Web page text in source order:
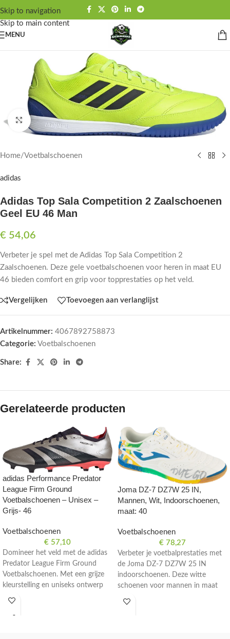
Skip to navigation
Skip to main content
MENU
Click to enlarge
Home/Voetbalschoenen
adidas
Adidas Top Sala Competition 2 Zaalschoenen
Geel EU 46 Man
€ 54,06
Verbeter je spel met de Adidas Top Sala Competition 2
Zaalschoenen. Deze gele voetbalschoenen voor heren in maat EU
46 bieden comfort en grip voor topprestaties op het veld.
Vergelijken Toevoegen aan verlanglijst
Artikelnummer: 4067892758873
Categorie: Voetbalschoenen
Share:
Gerelateerde producten
adidas Performance Predator
League Firm Ground
Voetbalschoenen – Unisex –
Grijs- 46
Voetbalschoenen
€ 57,10
Domineer het veld met de adidas
Predator League Firm Ground
Voetbalschoenen. Met een grijze
kleurstelling en uniseks ontwerp
Joma DZ-7 DZ7W 25 IN,
Mannen, Wit, Indoorschoenen,
maat: 40
Voetbalschoenen
€ 78,27
Verbeter je voetbalprestaties met
de Joma DZ-7 DZ7W 25 IN
indoorschoenen. Deze witte
schoenen voor mannen in maat